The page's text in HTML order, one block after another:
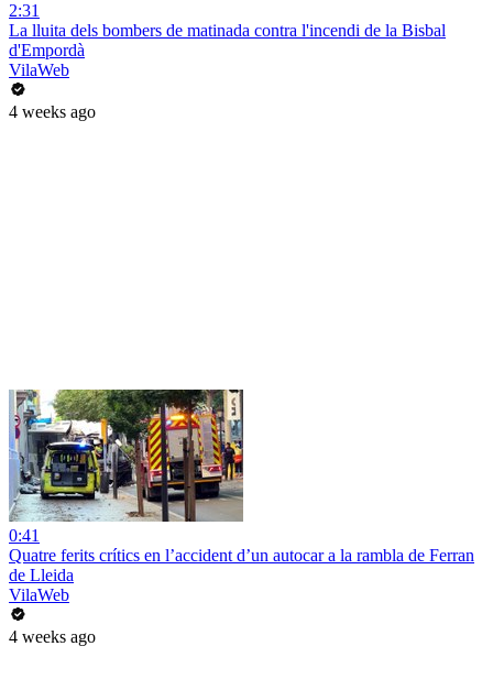
2:31
La lluita dels bombers de matinada contra l'incendi de la Bisbal
d'Empordà
VilaWeb
4 weeks ago
0:41
Quatre ferits crítics en l’accident d’un autocar a la rambla de Ferran
de Lleida
VilaWeb
4 weeks ago